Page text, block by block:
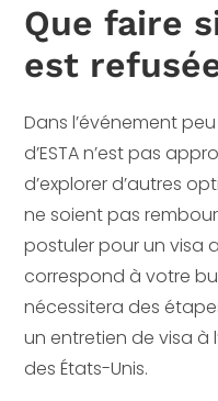
Que faire
est
Dans l’événement
d’ESTA n’est pas
d’explorer d’autres
ne soient pas
postuler pour un visa
correspond à votre
nécessitera des
un entretien de visa à
des États-Unis.